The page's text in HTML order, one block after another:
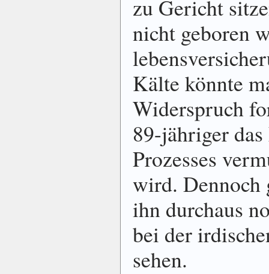
zu Gericht
nicht geboren
Kälte könnte
Widerspruch
89-jähriger das
Prozesses
wird. Dennoch
ihn durchaus
bei der
sehen.